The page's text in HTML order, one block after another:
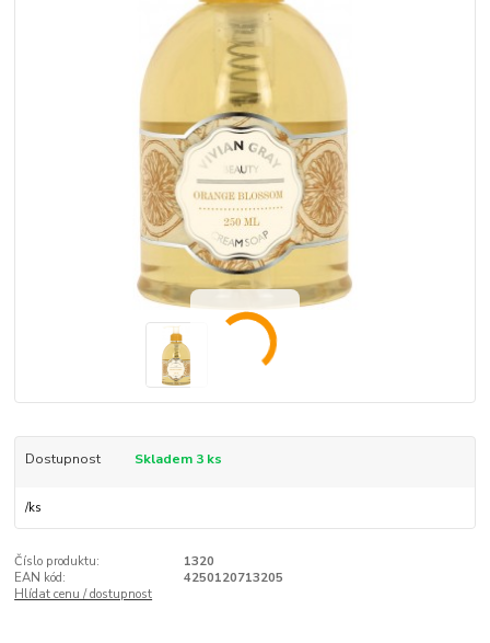
Dostupnost Skladem 3 ks
/ks
Číslo produktu:
1320
EAN kód:
4250120713205
Hlídat cenu / dostupnost